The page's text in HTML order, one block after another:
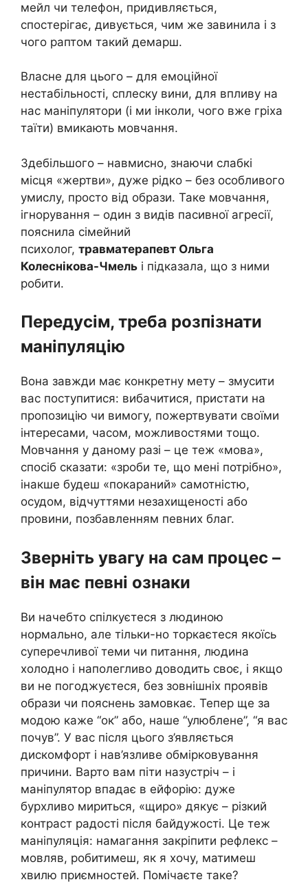
мейл чи телефон, придивляється,
спостерігає, дивується, чим же завинила і з
чого раптом такий демарш.
Власне для цього – для емоційної
нестабільності, сплеску вини, для впливу на
нас маніпулятори (і ми інколи, чого вже гріха
таїти) вмикають мовчання.
Здебільшого – навмисно, знаючи слабкі
місця «жертви», дуже рідко – без особливого
умислу, просто від образи. Таке мовчання,
ігнорування – один з видів пасивної агресії,
пояснила сімейний
психолог, травматерапевт Ольга
Колеснікова-Чмель і підказала, що з ними
робити.
Передусім, треба розпізнати
маніпуляцію
Вона завжди має конкретну мету – змусити
вас поступитися: вибачитися, пристати на
пропозицію чи вимогу, пожертвувати своїми
інтересами, часом, можливостями тощо.
Мовчання у даному разі – це теж «мова»,
спосіб сказати: «зроби те, що мені потрібно»,
інакше будеш «покараний» самотністю,
осудом, відчуттями незахищеності або
провини, позбавленням певних благ.
Зверніть увагу на сам процес –
він має певні ознаки
Ви начебто спілкуєтеся з людиною
нормально, але тільки-но торкаєтеся якоїсь
суперечливої теми чи питання, людина
холодно і наполегливо доводить своє, і якщо
ви не погоджуєтеся, без зовнішніх проявів
образи чи пояснень замовкає. Тепер ще за
модою каже “ок” або, наше “улюблене”, “я вас
почув”. У вас після цього з’являється
дискомфорт і нав’язливе обмірковування
причини. Варто вам піти назустріч – і
маніпулятор впадає в ейфорію: дуже
бурхливо мириться, «щиро» дякує – різкий
контраст радості після байдужості. Це теж
маніпуляція: намагання закріпити рефлекс –
мовляв, робитимеш, як я хочу, матимеш
хвилю приємностей. Помічаєте таке?